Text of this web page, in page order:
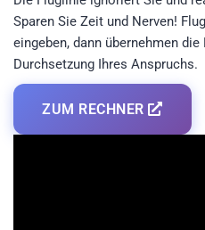
Sparen Sie Zeit und Nerven!
eingeben, dann übernehmen
Durchsetzung Ihres Anspruchs.
ZUM RECHNER